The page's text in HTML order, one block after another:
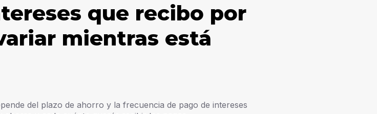
que recibo por
mientras está
del plazo de ahorro y la frecuencia de pago de intereses